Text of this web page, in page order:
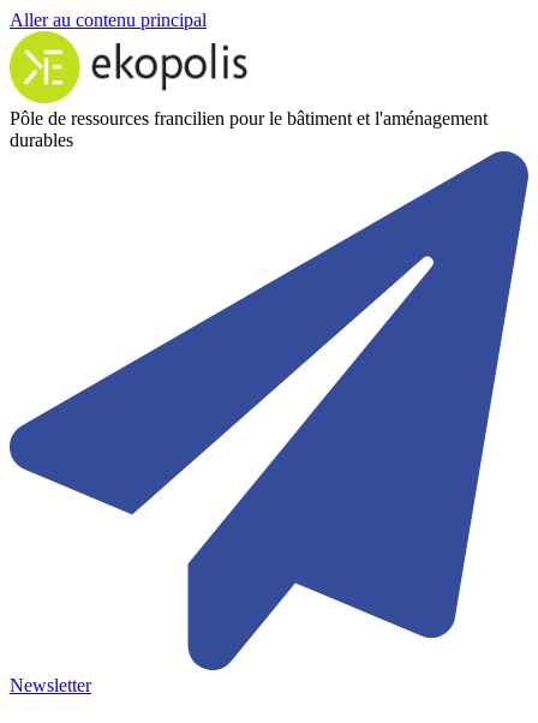
Aller au contenu principal
Pôle de ressources francilien pour le bâtiment et l'aménagement
durables
Newsletter